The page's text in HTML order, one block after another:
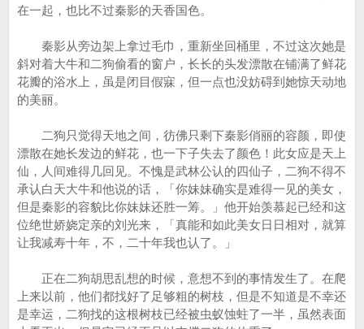
在一起，也比不过秦影的天香国色。
秦影从旁边架上拿过毛巾，重新坐回桶里，不过这次她是
斜对着大牛和二狗偷看的窗户，长长的头发漂散在铺满了鲜花
花瓣的浴水上，虽是闭目假寐，但一点也没妨碍到她惊天动地
的美丽。
二狗只觉得天地之间，彷佛只剩下秦影俏丽的容颜，即使
漂散在她长发边的鲜花，也一下子失去了颜色！此女应是天上
仙，人间难得几回见。不愧是武林公认的四仙子，二狗不得不
承认白天大牛和他说的话，「你妹妹确实是难得一见的美女，
但是秦影的容貌比你妹妹还胜一筹。」他开始羡慕起已经和这
位绝世娇娆定亲的刘光来，「真能和如此美女日日相对，就算
让我减寿十年，不，二十年我也认了。」
正在二狗胡思乱想的时候，意想不到的事情发生了。在爬
上来以前，他们都找好了足够粗的树枝，但是不知道是不幸还
是幸运，二狗找的这根树枝已经被虫蚁蚀蛀了一半，虽然表面